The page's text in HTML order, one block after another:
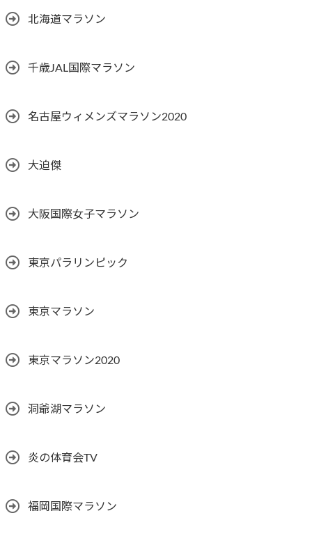
北海道マラソン
千歳JAL国際マラソン
名古屋ウィメンズマラソン2020
大迫傑
大阪国際女子マラソン
東京パラリンピック
東京マラソン
東京マラソン2020
洞爺湖マラソン
炎の体育会TV
福岡国際マラソン